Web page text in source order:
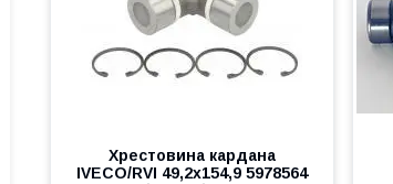
Хрестовина кардана
IVECO/RVI 49,2х154,9 5978564